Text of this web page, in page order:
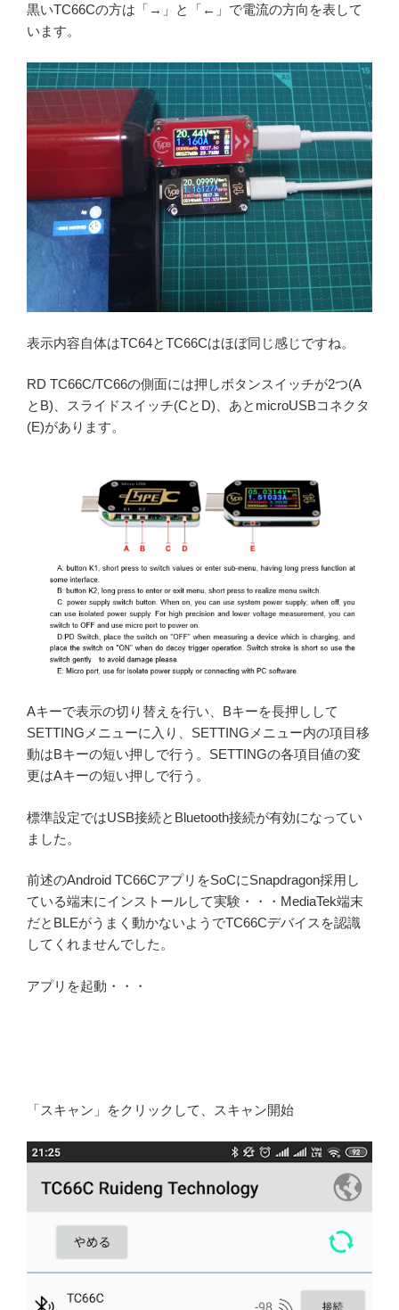
黒いTC66Cの方は「→」と「←」で電流の方向を表して
います。
表示内容自体はTC64とTC66Cはほぼ同じ感じですね。
RD TC66C/TC66の側面には押しボタンスイッチが2つ(A
とB)、スライドスイッチ(CとD)、あとmicroUSBコネクタ
(E)があります。
Aキーで表示の切り替えを行い、Bキーを長押しして
SETTINGメニューに入り、SETTINGメニュー内の項目移
動はBキーの短い押しで行う。SETTINGの各項目値の変
更はAキーの短い押しで行う。
標準設定ではUSB接続とBluetooth接続が有効になってい
ました。
前述のAndroid TC66CアプリをSoCにSnapdragon採用し
ている端末にインストールして実験・・・MediaTek端末
だとBLEがうまく動かないようでTC66Cデバイスを認識
してくれませんでした。
アプリを起動・・・
「スキャン」をクリックして、スキャン開始